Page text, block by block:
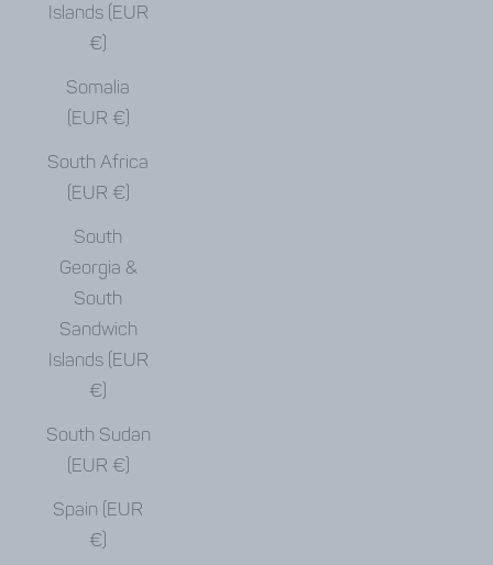
Islands (EUR
€)
Somalia
(EUR €)
South Africa
(EUR €)
South
Georgia &
South
Sandwich
Islands (EUR
€)
South Sudan
(EUR €)
Spain (EUR
€)